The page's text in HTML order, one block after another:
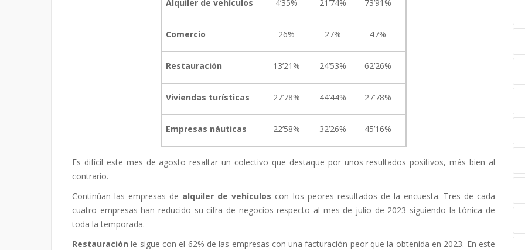
Alquiler de vehículos 4’35% 21’74% 73’91%
Comercio 26% 27% 47%
Restauración 13’21% 24’53% 62’26%
Viviendas turísticas 27’78% 44’44% 27’78%
Empresas náuticas 22’58% 32’26% 45’16%
Es difícil este mes de agosto resaltar un colectivo que destaque por unos resultados positivos, más bien al
contrario.
Continúan las empresas de alquiler de vehículos con los peores resultados de la encuesta. Tres de cada
cuatro empresas han reducido su cifra de negocios respecto al mes de julio de 2023 siguiendo la tónica de
toda la temporada.
Restauración le sigue con el 62% de las empresas con una facturación peor que la obtenida en 2023. En este